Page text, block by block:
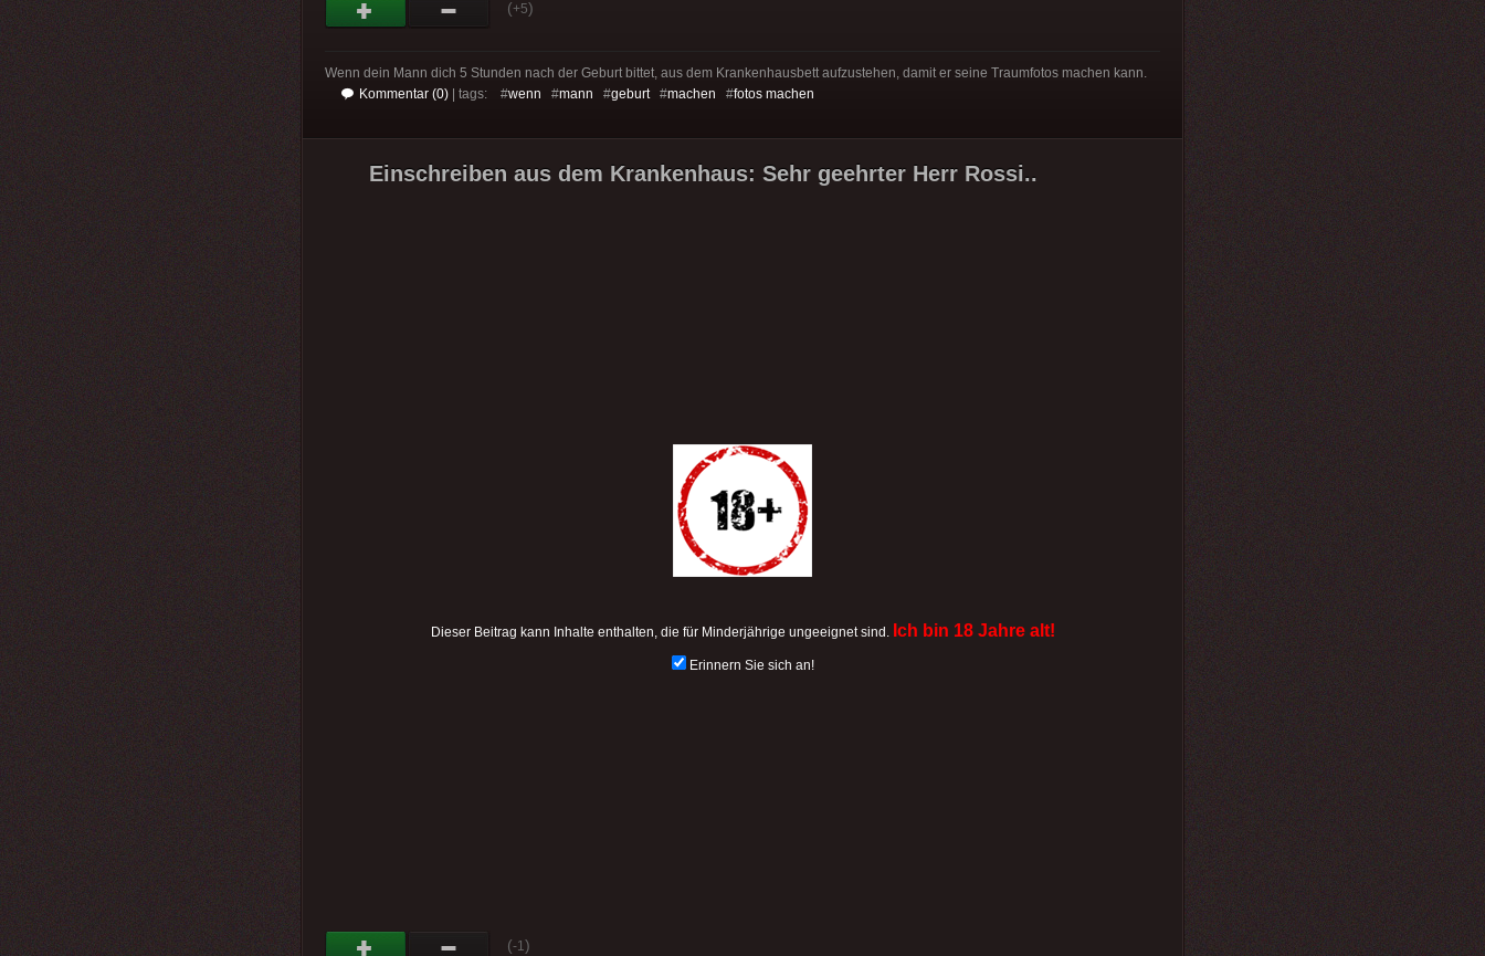
(+5)
Wenn dein Mann dich 5 Stunden nach der Geburt bittet, aus dem Krankenhausbett aufzustehen, damit er seine Traumfotos machen kann.
Kommentar (0) | tags: #wenn #mann #geburt#machen #fotos machen
Einschreiben aus dem Krankenhaus: Sehr geehrter Herr Rossi..
Dieser Beitrag kann Inhalte enthalten, die für Minderjährige ungeeignet sind. Ich bin 18 Jahre alt!
Erinnern Sie sich an!
(-1 )